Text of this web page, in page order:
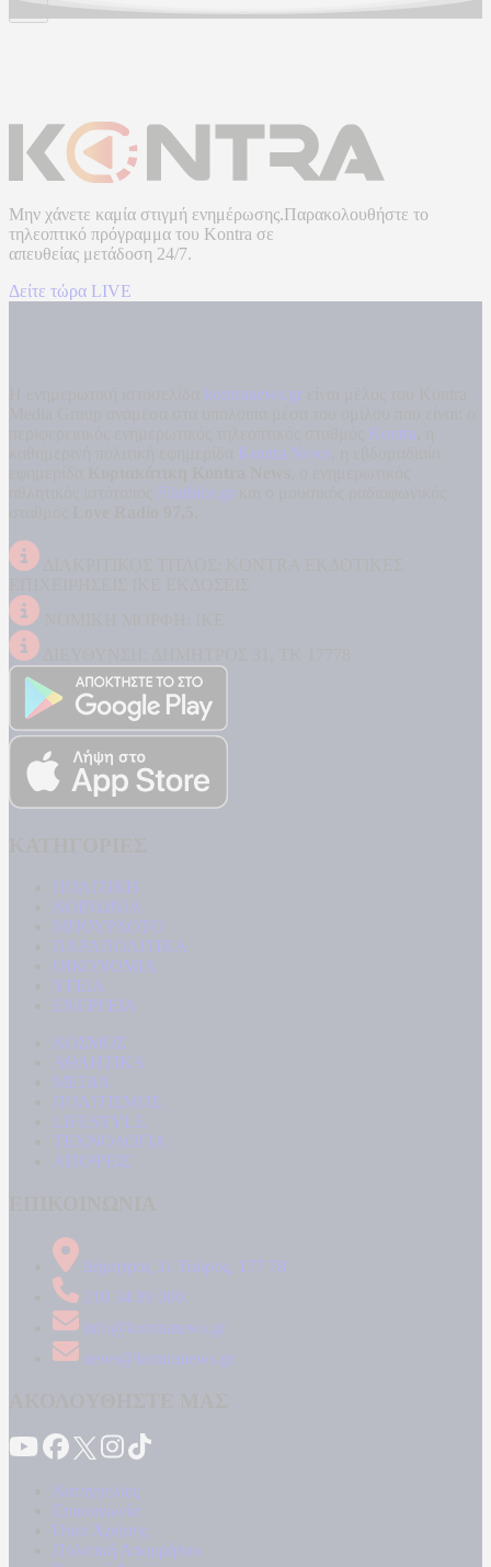
Μην χάνετε καμία στιγμή ενημέρωσης.Παρακολουθήστε το
τηλεοπτικό πρόγραμμα του Kontra σε
απευθείας μετάδοση 24/7.
Δείτε τώρα LIVE
kontranews.gr
Kontra
Kontra News
Filathlos.gr
ΠΟΛΙΤΙΚΗ
ΚΟΙΝΩΝΙΑ
ΜΠΟΥΡΛΟΤΟ
ΠΑΡΑΠΟΛΙΤΙΚΑ
ΟΙΚΟΝΟΜΙΑ
ΥΓΕΙΑ
ΕΝΕΡΓΕΙΑ
ΚΟΣΜΟΣ
ΑΘΛΗΤΙΚΑ
MEDIA
ΠΟΛΙΤΙΣΜΟΣ
LIFESTYLE
ΤΕΧΝΟΛΟΓΙΑ
ΑΠΟΨΕΙΣ
Δήμητρος 31 Ταύρος, 177 78
210 34 89 000
info@kontranews.gr
news@kontranews.gr
Καταγγελίες
Επικοινωνία
Όροι Χρήσης
Πολιτική Απορρήτου